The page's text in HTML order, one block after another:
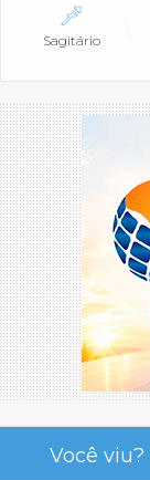
Sagitário
Você viu?